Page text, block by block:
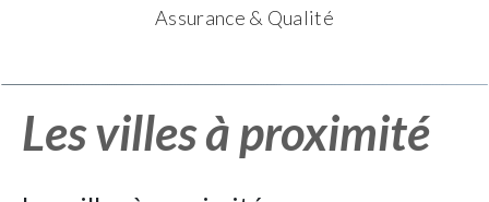
Assurance & Qualité
Les villes à proximité